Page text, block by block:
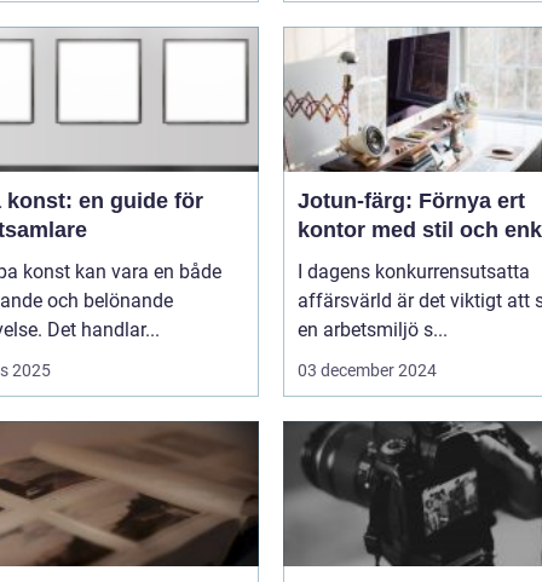
konst: en guide för
konst kan vara en både
och belönande
Det handlar...
2025
Jotun-färg: Förnya ert
kontor med stil och
I dagens konkurrensutsatta
affärsvärld är det viktigt att
en arbetsmiljö s...
03 december 2024